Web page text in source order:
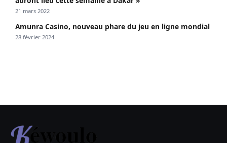
21 mars 2022
Amunra Casino, nouveau phare du jeu en ligne mondial
28 février 2024